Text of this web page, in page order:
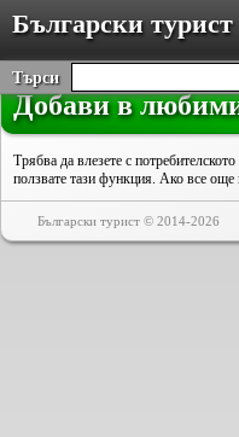
Български турист
Търси
Добави в
Трябва да влезете с
ползвате тази функция. Ако все още
Български турист © 2014-2026